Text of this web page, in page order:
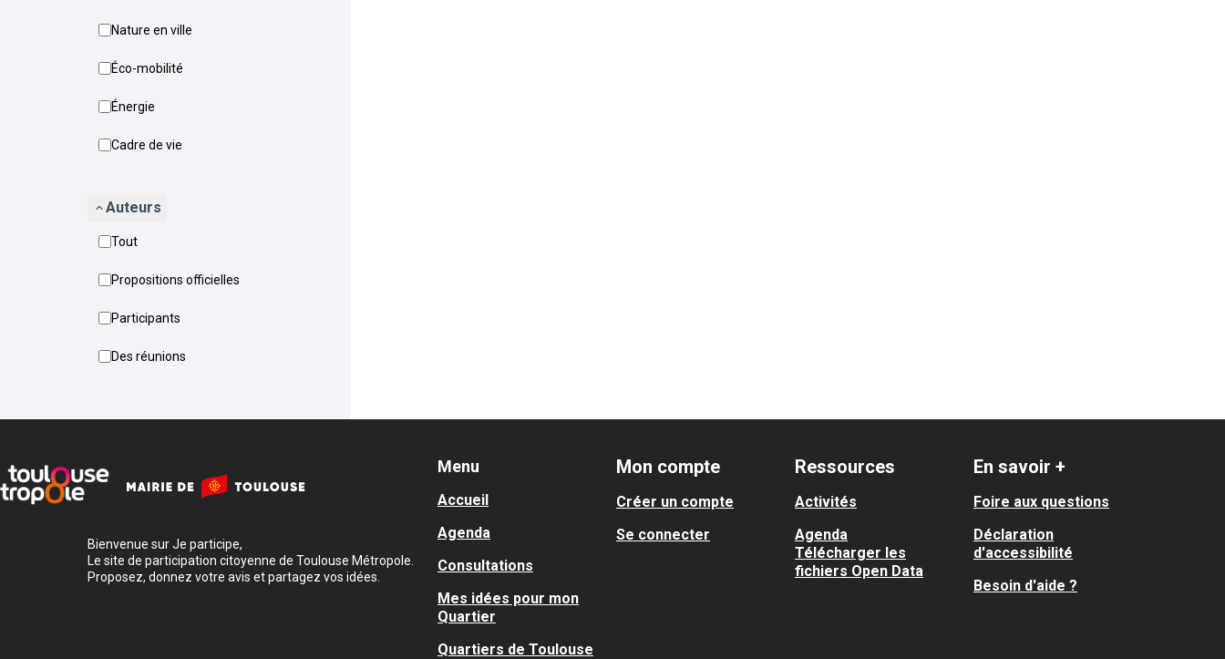
Nature en ville
Éco-mobilité
Énergie
Cadre de vie
Auteurs
Tout
Propositions officielles
Participants
Des réunions
Bienvenue sur Je participe,
Le site de participation citoyenne de Toulouse Métropole.
Proposez, donnez votre avis et partagez vos idées.
Menu
Accueil
Agenda
Consultations
Mes idées pour mon
Quartier
Quartiers de Toulouse
Mon compte
Créer un compte
Se connecter
Ressources
Activités
Agenda
Télécharger les
fichiers Open Data
En savoir +
Foire aux questions
Déclaration
d'accessibilité
Besoin d'aide ?